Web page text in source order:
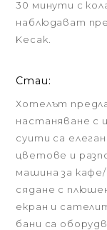
30 минути с
наблюдават
Kecak.
Стаи:
Хотелът
настаняване с
суити са
цветове и
машина за
сядане с
екран и
бани са